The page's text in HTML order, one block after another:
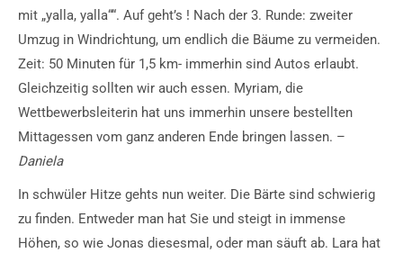
mit „yalla, yalla““. Auf geht’s ! Nach der 3. Runde: zweiter
Umzug in Windrichtung, um endlich die Bäume zu vermeiden.
Zeit: 50 Minuten für 1,5 km- immerhin sind Autos erlaubt.
Gleichzeitig sollten wir auch essen. Myriam, die
Wettbewerbsleiterin hat uns immerhin unsere bestellten
Mittagessen vom ganz anderen Ende bringen lassen. –
Daniela
In schwüler Hitze gehts nun weiter. Die Bärte sind schwierig
zu finden. Entweder man hat Sie und steigt in immense
Höhen, so wie Jonas diesesmal, oder man säuft ab. Lara hat